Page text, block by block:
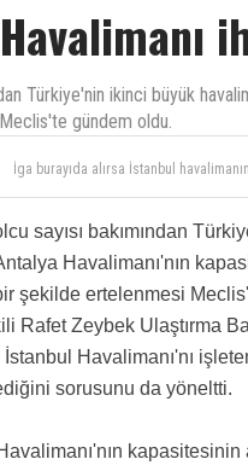
Türkiye'nin ikinci büyük
gündem oldu.
İstanbul havalimanını hedef haline
Bunlardan ancak bu
yalakaları bunlar.AYT yi de
şirketlere zulüme devam ederseniz.İlk
İga burayıda alırsa İstanbul
atadığı ceo nedeni ile şikayetlerin
sayısı bakımından
Havalimanı'nın
şekilde ertelenmesi
Rafet Zeybek Ulaştırma
Havalimanı'nı
sorusunu da yöneltti.
kapasitesinin